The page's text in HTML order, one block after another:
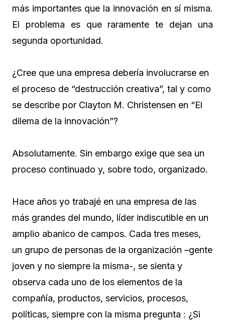
más importantes que la innovación en sí misma.
El problema es que raramente te dejan una
segunda oportunidad.
¿Cree que una empresa debería involucrarse en
el proceso de “destrucción creativa”, tal y como
se describe por Clayton M. Christensen en “El
dilema de la innovación”?
Absolutamente. Sin embargo exige que sea un
proceso continuado y, sobre todo, organizado.
Hace años yo trabajé en una empresa de las
más grandes del mundo, líder indiscutible en un
amplio abanico de campos. Cada tres meses,
un grupo de personas de la organización –gente
joven y no siempre la misma-, se sienta y
observa cada uno de los elementos de la
compañía, productos, servicios, procesos,
políticas, siempre con la misma pregunta : ¿Si